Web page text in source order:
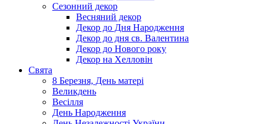
Сезонний декор
Весняний декор
Декор до Дня Народження
Декор до дня св. Валентина
Декор до Нового року
Декор на Хелловін
Свята
8 Березня, День матері
Великдень
Весілля
День Народження